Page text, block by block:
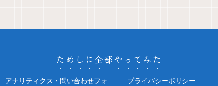
ためしに全部やってみた
アナリティクス・問い合わせフォ プライバシーポリシー